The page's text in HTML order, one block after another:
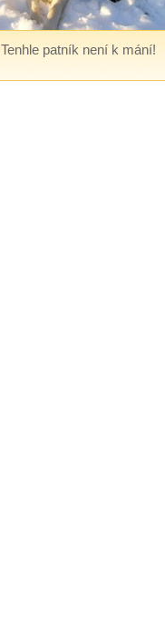
Tenhle patník není k mání!